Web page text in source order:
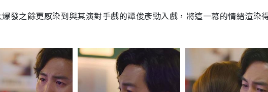
發之餘更感染到與其演對手戲的譚俊彥勁入戲，將這一幕的情緒渲染